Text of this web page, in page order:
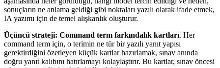
sonuçların ne anlama geldiği gibi noktaları yazılı olarak ifade etmek,
IA yazımı için de temel alışkanlık oluşturur.
Üçüncü strateji: Command term farkındalık kartları. Her
command term için, o terimin ne tür bir yazılı yanıt yapısı
gerektirdiğini özetleyen küçük kartlar hazırlamak, sınav anında
doğru yanıt kalıbını hatırlamayı kolaylaştırır. Bu kartlar, sınav öncesi